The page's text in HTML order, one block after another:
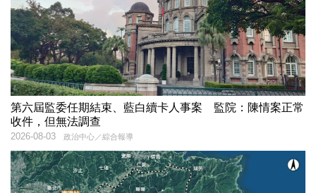
第六屆監委任期結束、藍白續卡人事案 監院：陳情案正常
收件，但無法調查
政治中心／綜合報導
2026-08-03